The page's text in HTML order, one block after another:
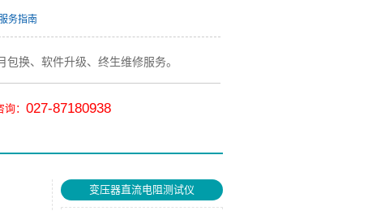
务指南
换、软件升级、终生维修服务。
： 027-87180938
变压器直流电阻测试仪